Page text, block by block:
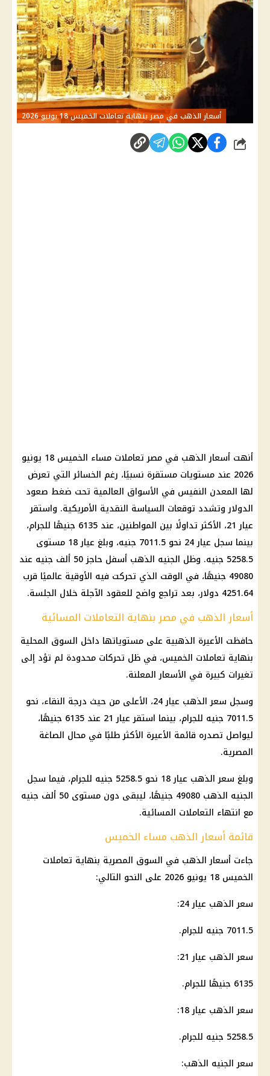
أسعار الذهب في مصر بنهاية تعاملات الخميس 18 يونيو 2026
شارك
أنهت أسعار الذهب في مصر تعاملات مساء الخميس 18 يونيو
2026 عند مستويات مستقرة نسبيًا، رغم الخسائر التي تعرض
لها المعدن النفيس في الأسواق العالمية تحت ضغط صعود
الدولار وتشدد توقعات السياسة النقدية الأمريكية. واستقر
عيار 21، الأكثر تداولًا بين المواطنين، عند 6135 جنيهًا للجرام،
بينما سجل عيار 24 نحو 7011.5 جنيه، وبلغ عيار 18 مستوى
5258.5 جنيه. وظل الجنيه الذهب أسفل حاجز 50 ألف جنيه عند
49080 جنيهًا، في الوقت الذي تحركت فيه الأوقية عالميًا قرب
4251.64 دولار، بعد تراجع واضح للعقود الآجلة خلال الجلسة.
أسعار الذهب في مصر بنهاية التعاملات المسائية
حافظت الأعيرة الذهبية على مستوياتها داخل السوق المحلية
بنهاية تعاملات الخميس، في ظل تحركات محدودة لم تؤد إلى
تغيرات كبيرة في الأسعار المعلنة.
وسجل سعر الذهب عيار 24
، الأعلى من حيث درجة النقاء، نحو
7011.5 جنيه
للجرام، بينما استقر عيار 21 عند 6135 جنيهًا،
ليواصل تصدره قائمة الأعيرة الأكثر طلبًا في محال الصاغة
المصرية.
وبلغ سعر الذهب عيار 18
نحو 5258.5 جنيه للجرام، فيما سجل
الجنيه الذهب
49080 جنيهًا، ليبقى دون مستوى 50 ألف جنيه
مع انتهاء التعاملات المسائية.
قائمة أسعار الذهب مساء الخميس
جاءت أسعار الذهب في السوق المصرية بنهاية تعاملات
الخميس 18 يونيو 2026 على النحو التالي:
سعر الذهب عيار 24
:
7011.5 جنيه للجرام.
سعر الذهب عيار 21
:
6135 جنيهًا للجرام.
سعر الذهب عيار 18
:
5258.5 جنيه للجرام.
سعر الجنيه الذهب: